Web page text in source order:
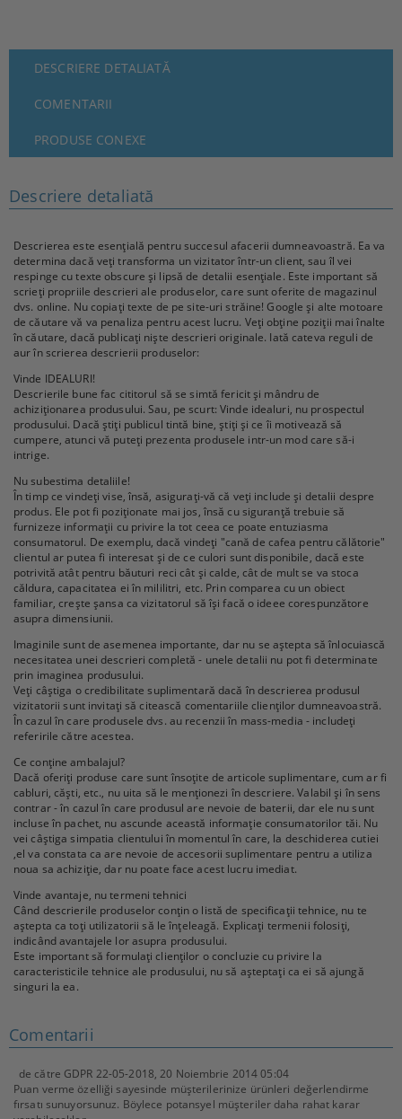
DESCRIERE DETALIATĂ
COMENTARII
PRODUSE CONEXE
Descriere detaliată
Descrierea este esențială pentru succesul afacerii dumneavoastră. Ea va
determina dacă veți transforma un vizitator într-un client, sau îl vei
respinge cu texte obscure și lipsă de detalii esențiale. Este important să
scrieți propriile descrieri ale produselor, care sunt oferite de magazinul
dvs. online. Nu copiați texte de pe site-uri străine! Google și alte motoare
de căutare vă va penaliza pentru acest lucru. Veți obține poziții mai înalte
în căutare, dacă publicați niște descrieri originale. Iată cateva reguli de
aur în scrierea descrierii produselor:
Vinde IDEALURI!
Descrierile bune fac cititorul să se simtă fericit și mândru de
achiziționarea produsului. Sau, pe scurt: Vinde idealuri, nu prospectul
produsului. Dacă știți publicul tintă bine, știți și ce îi motivează să
cumpere, atunci vă puteți prezenta produsele intr-un mod care să-i
intrige.
Nu subestima detaliile!
În timp ce vindeți vise, însă, asigurați-vă că veți include și detalii despre
produs. Ele pot fi poziționate mai jos, însă cu siguranță trebuie să
furnizeze informații cu privire la tot ceea ce poate entuziasma
consumatorul. De exemplu, dacă vindeți "cană de cafea pentru călătorie"
clientul ar putea fi interesat și de ce culori sunt disponibile, dacă este
potrivită atât pentru băuturi reci cât și calde, cât de mult se va stoca
căldura, capacitatea ei în mililitri, etc. Prin comparea cu un obiect
familiar, crește șansa ca vizitatorul să își facă o ideee corespunzătore
asupra dimensiunii.
Imaginile sunt de asemenea importante, dar nu se aștepta să înlocuiască
necesitatea unei descrieri completă - unele detalii nu pot fi determinate
prin imaginea produsului.
Veți câștiga o credibilitate suplimentară dacă în descrierea produsul
vizitatorii sunt invitați să citească comentariile clienților dumneavoastră.
În cazul în care produsele dvs. au recenzii în mass-media - includeți
referirile către acestea.
Ce conține ambalajul?
Dacă oferiți produse care sunt însoțite de articole suplimentare, cum ar fi
cabluri, căști, etc., nu uita să le menționezi în descriere. Valabil și în sens
contrar - în cazul în care produsul are nevoie de baterii, dar ele nu sunt
incluse în pachet, nu ascunde această informație consumatorilor tăi. Nu
vei câștiga simpatia clientului în momentul în care, la deschiderea cutiei
,el va constata ca are nevoie de accesorii suplimentare pentru a utiliza
noua sa achiziție, dar nu poate face acest lucru imediat.
Vinde avantaje, nu termeni tehnici
Când descrierile produselor conțin o listă de specificații tehnice, nu te
aștepta ca toți utilizatorii să le înțeleagă. Explicați termenii folosiți,
indicând avantajele lor asupra produsului.
Este important să formulați clienților o concluzie cu privire la
caracteristicile tehnice ale produsului, nu să așteptați ca ei să ajungă
singuri la ea.
Comentarii
de către GDPR 22-05-2018,20 Noiembrie 2014 05:04
Puan verme özelliği sayesinde müşterilerinize ürünleri değerlendirme
fırsatı sunuyorsunuz. Böylece potansyel müşteriler daha rahat karar